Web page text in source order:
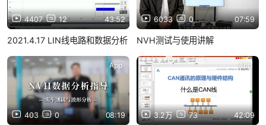
4407 12 43:52
2021.4.17 LIN线电路和数据分析
6033 0 07:59
NVH测试与使用讲解
403 0 08:19
App
3.2万 73 42:09
App